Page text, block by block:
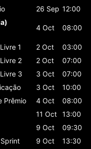
26 Sep 12:00
4 Oct 08:00
1 2 Oct
03:00
2 2 Oct
07:00
3 3 Oct
07:00
3 Oct
10:00
Prêmio 4 Oct
08:00
11 Oct
13:00
9 Oct
09:30
9 Oct
13:30